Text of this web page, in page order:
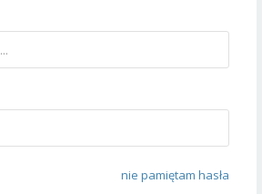
nie pamiętam hasła